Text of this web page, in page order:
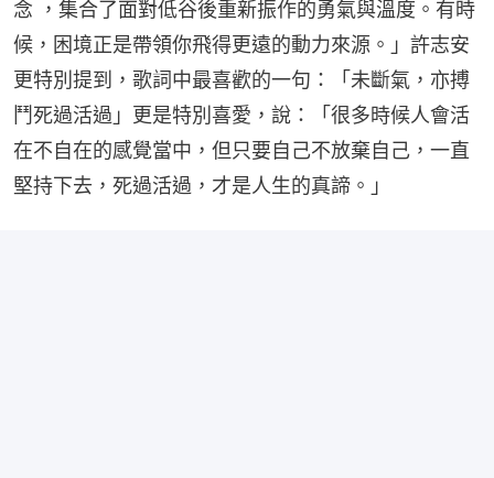
念 ，集合了面對低谷後重新振作的勇氣與溫度。有時
候，困境正是帶領你飛得更遠的動力來源。」許志安
更特別提到，歌詞中最喜歡的一句：「未斷氣，亦搏
鬥死過活過」更是特別喜愛，說：「很多時候人會活
在不自在的感覺當中，但只要自己不放棄自己，一直
堅持下去，死過活過，才是人生的真諦。」